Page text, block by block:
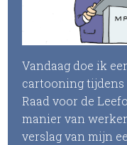
Vandaag doe ik
cartooning tijdens
Raad voor de
manier van
verslag van mijn